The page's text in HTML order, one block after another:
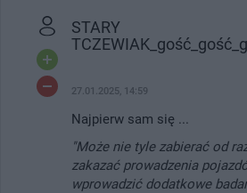
STARY
27.01.2025, 14:59
Najpierw sam się ...
"Może nie tyle zabierać od
zakazać prowadzenia
wprowadzić dodatkowe